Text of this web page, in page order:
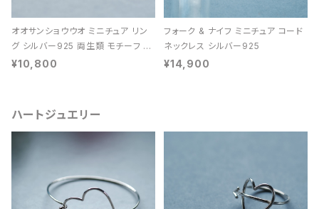
オオサンショウウオ ミニチュア リン
グ シルバー925 両生類 モチーフ レ
ディース ユニセックス
¥10,800
フォーク & ナイフ ミニチュア コード
ネックレス シルバー925
¥14,900
ハートジュエリー